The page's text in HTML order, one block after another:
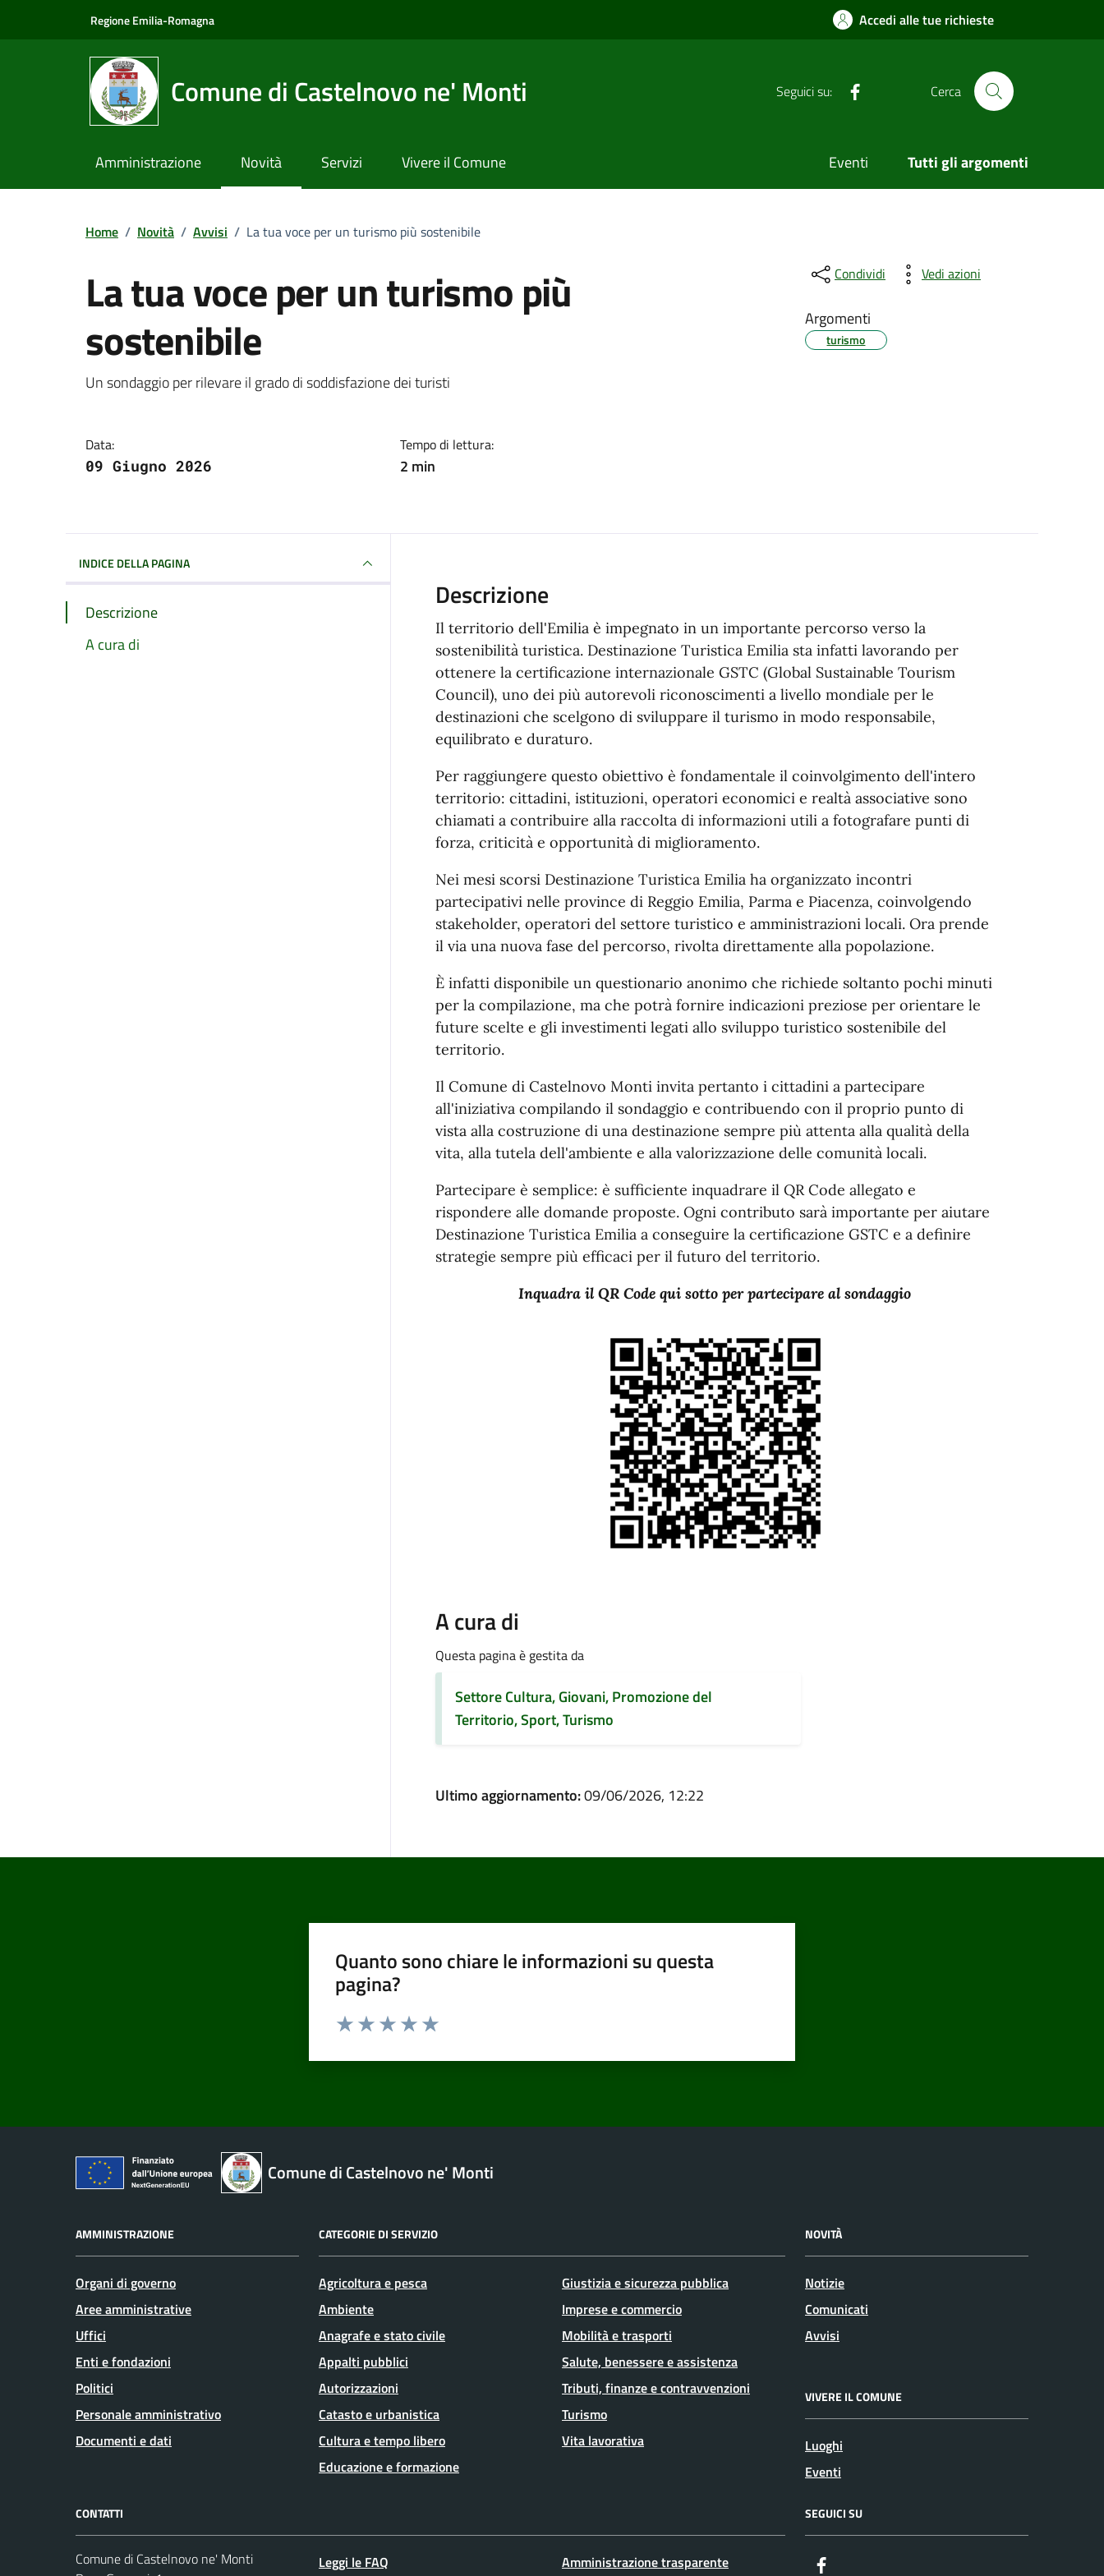
Regione Emilia-Romagna Accedi alle tue richieste
Comune di Castelnovo ne' Monti Seguici su: Cerca
Amministrazione Novità Servizi Vivere il Comune Eventi Tutti gli argomenti
Home / Novità / Avvisi / La tua voce per un turismo più sostenibile
La tua voce per un turismo più
sostenibile
Dettagli della notizia
Un sondaggio per rilevare il grado di soddisfazione dei turisti
Data:
09 Giugno 2026
Tempo di lettura:
2 min
Condividi Vedi azioni
Argomenti
turismo
INDICE DELLA PAGINA
Descrizione
A cura di
Descrizione
Il territorio dell'Emilia è impegnato in un importante percorso verso la
sostenibilità turistica. Destinazione Turistica Emilia sta infatti lavorando per
ottenere la certificazione internazionale GSTC (Global Sustainable Tourism
Council), uno dei più autorevoli riconoscimenti a livello mondiale per le
destinazioni che scelgono di sviluppare il turismo in modo responsabile,
equilibrato e duraturo.
Per raggiungere questo obiettivo è fondamentale il coinvolgimento dell'intero
territorio: cittadini, istituzioni, operatori economici e realtà associative sono
chiamati a contribuire alla raccolta di informazioni utili a fotografare punti di
forza, criticità e opportunità di miglioramento.
Nei mesi scorsi Destinazione Turistica Emilia ha organizzato incontri
partecipativi nelle province di Reggio Emilia, Parma e Piacenza, coinvolgendo
stakeholder, operatori del settore turistico e amministrazioni locali. Ora prende
il via una nuova fase del percorso, rivolta direttamente alla popolazione.
È infatti disponibile un questionario anonimo che richiede soltanto pochi minuti
per la compilazione, ma che potrà fornire indicazioni preziose per orientare le
future scelte e gli investimenti legati allo sviluppo turistico sostenibile del
territorio.
Il Comune di Castelnovo Monti invita pertanto i cittadini a partecipare
all'iniziativa compilando il sondaggio e contribuendo con il proprio punto di
vista alla costruzione di una destinazione sempre più attenta alla qualità della
vita, alla tutela dell'ambiente e alla valorizzazione delle comunità locali.
Partecipare è semplice: è sufficiente inquadrare il QR Code allegato e
rispondere alle domande proposte. Ogni contributo sarà importante per aiutare
Destinazione Turistica Emilia a conseguire la certificazione GSTC e a definire
strategie sempre più efficaci per il futuro del territorio.
Inquadra il QR Code qui sotto per partecipare al sondaggio
A cura di
Questa pagina è gestita da
Settore Cultura, Giovani, Promozione del
Territorio, Sport, Turismo
Ultimo aggiornamento:09/06/2026, 12:22
Quanto sono chiare le informazioni su questa
pagina?
Comune di Castelnovo ne' Monti
AMMINISTRAZIONE
Organi di governo
Aree amministrative
Uffici
Enti e fondazioni
Politici
Personale amministrativo
Documenti e dati
CATEGORIE DI SERVIZIO
Agricoltura e pesca
Ambiente
Anagrafe e stato civile
Appalti pubblici
Autorizzazioni
Catasto e urbanistica
Cultura e tempo libero
Educazione e formazione
Giustizia e sicurezza pubblica
Imprese e commercio
Mobilità e trasporti
Salute, benessere e assistenza
Tributi, finanze e contravvenzioni
Turismo
Vita lavorativa
NOVITÀ
Notizie
Comunicati
Avvisi
VIVERE IL COMUNE
Luoghi
Eventi
CONTATTI
Comune di Castelnovo ne' Monti
Leggi le FAQ Amministrazione trasparente
SEGUICI SU